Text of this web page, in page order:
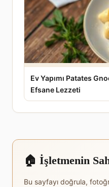
Ev Yapımı Patates
Efsane Lezzeti
🏠 İşletmenin
Bu sayfayı doğrula,